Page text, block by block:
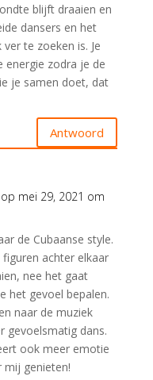
blijft draaien en
dansers en het
te zoeken is. Je
energie zodra je de
je samen doet, dat
Antwoord
op mei 29, 2021 om
de Cubaanse style.
achter elkaar
nee het gaat
het gevoel bepalen.
naar de muziek
gevoelsmatig dans.
ook meer emotie
mij genieten!